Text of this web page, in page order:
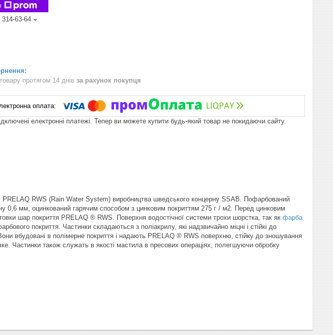
63-64
протягом 14 днів за рахунок покупця
електронні платежі. Тепер ви можете купити будь-який товар не покидаючи сайту.
PRELAQ RWS (Rain Water System) виробництва шведського концерну SSAB. Пофарбований
0,6 мм, оцинкований гарячим способом з цинковим покриттям 275 г / м2. Перед цинковим
шар покриття PRELAQ ® RWS. Поверхня водостічної системи трохи шорстка, так як фарба
покриття. Частинки складаються з поліакрилу, які надзвичайно міцні і стійкі до
вбудовані в полімерне покриття і надають PRELAQ ® RWS поверхню, стійку до зношування
Частинки також служать в якості мастила в пресових операціях, полегшуючи обробку